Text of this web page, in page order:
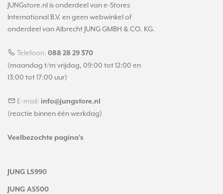
JUNGstore.nl is onderdeel van e-Stores
International B.V. en geen webwinkel of
onderdeel van Albrecht JUNG GMBH & CO. KG.
Telefoon: 088 28 29 370
(maandag t/m vrijdag, 09:00 tot 12:00 en
13:00 tot 17:00 uur)
E-mail: info@jungstore.nl
(reactie binnen één werkdag)
Veelbezochte pagina's
JUNG LS990
JUNG AS500